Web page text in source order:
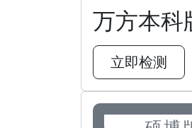
万方本科
立即检测